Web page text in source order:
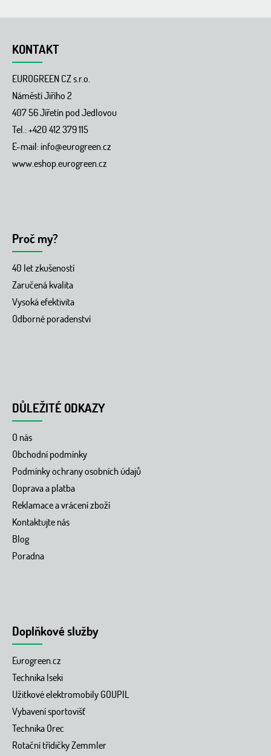
KONTAKT
EUROGREEN CZ s.r.o.
Náměstí Jiřího 2
407 56 Jířetín pod Jedlovou
Tel.: +420 412 379 115
E-mail:info@eurogreen.cz
www.eshop.eurogreen.cz
Proč my?
40 let zkušeností
Zaručená kvalita
Vysoká efektivita
Odborné poradenství
DŮLEŽITÉ ODKAZY
O nás
Obchodní podmínky
Podmínky ochrany osobních údajů
Doprava a platba
Reklamace a vrácení zboží
Kontaktujte nás
Blog
Poradna
Doplňkové služby
Eurogreen.cz
Technika Iseki
Užitkové elektromobily GOUPIL
Vybavení sportovišť
Technika Orec
Rotační třídičky Zemmler